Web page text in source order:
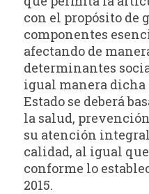
con el propósito de
componentes
afectando de
determinantes
igual manera
Estado se deberá
la salud,
su atención
calidad, al igual
conforme lo
2015.